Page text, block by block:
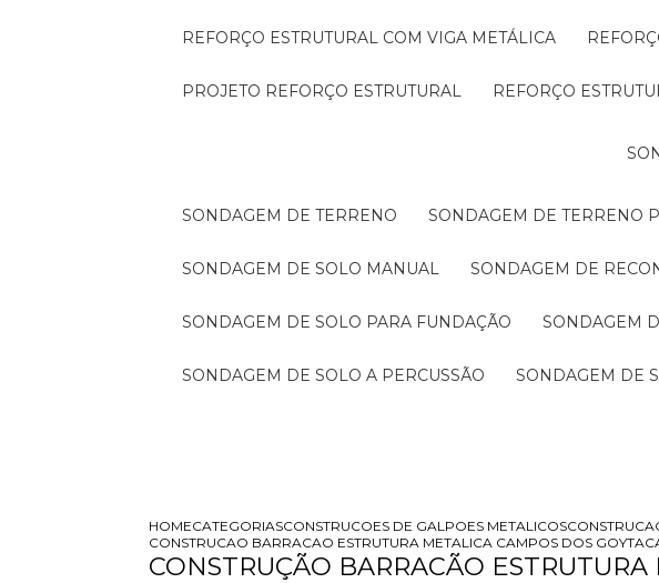
REFORÇO ESTRUTURAL COM VIGA METÁLICA
PROJETO REFORÇO ESTRUTURAL REFORÇO
SONDAGEM DE TERRENO SONDAGEM DE TERRENO
SONDAGEM DE SOLO MANUAL SONDAGEM DE
SONDAGEM DE SOLO PARA FUNDAÇÃO SONDAGEM
SONDAGEM DE SOLO A PERCUSSÃO SONDAGEM DE
HOMECATEGORIASCONSTRUCOES DE GALPOES METALICOS
CONSTRUCAO BARRACAO ESTRUTURA METALICA CAMPOS DOS
CONSTRUÇÃO BARRACÃO